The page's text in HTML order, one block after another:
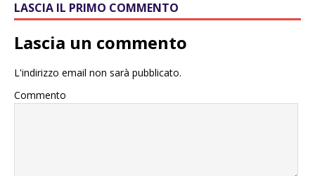
LASCIA IL PRIMO COMMENTO
Lascia un commento
L'indirizzo email non sarà pubblicato.
Commento